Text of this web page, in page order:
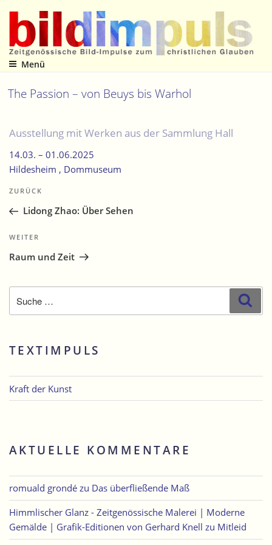
Inhalt
springen
Zeitgenössische Bild-Impulse zum christlichen Glauben
Menü
The Passion – von Beuys bis Warhol
Ausstellung mit Werken aus der Sammlung Hall
14.03. – 01.06.2025
Hildesheim , Dommuseum
Beitragsnavigation
Vorheriger
Beitrag
ZURÜCK
Lidong Zhao: Über Sehen
Nächster
Beitrag
WEITER
Raum und Zeit
nach:
TEXTIMPULS
Kraft der Kunst
AKTUELLE KOMMENTARE
romuald grondé zu Das überfließende Maß
Himmlischer Glanz - Zeitgenössische Malerei | Moderne
Gemälde | Grafik-Editionen von Gerhard Knell zu Mitleid